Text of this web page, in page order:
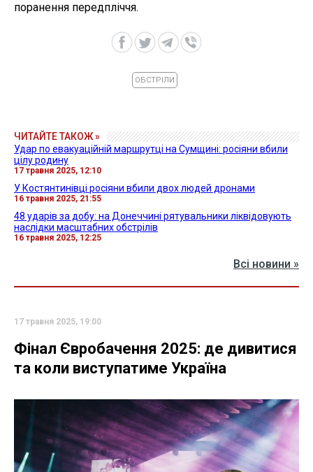
поранення передпліччя.
ОБСТРІЛИ
ЧИТАЙТЕ ТАКОЖ »
Удар по евакуаційній маршрутці на Сумщині: росіяни вбили
цілу родину
17 травня 2025, 12:10
У Костянтинівці росіяни вбили двох людей дронами
16 травня 2025, 21:55
48 ударів за добу: на Донеччині рятувальники ліквідовують
наслідки масштабних обстрілів
16 травня 2025, 12:25
Всі новини »
17 травня 2025, 19:00
Фінал Євробачення 2025: де дивитися
та коли виступатиме Україна